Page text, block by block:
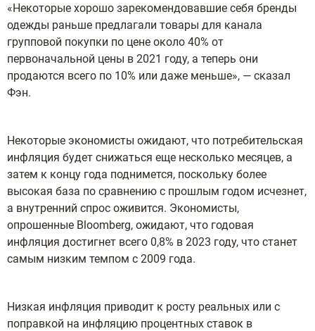
«Некоторые хорошо зарекомендовавшие себя бренды
одежды раньше предлагали товары для канала
групповой покупки по цене около 40% от
первоначальной цены в 2021 году, а теперь они
продаются всего по 10% или даже меньше», — сказал
Фэн.
Некоторые экономисты ожидают, что потребительская
инфляция будет снижаться еще несколько месяцев, а
затем к концу года поднимется, поскольку более
высокая база по сравнению с прошлым годом исчезнет,
​​а внутренний спрос оживится. Экономисты,
опрошенные Bloomberg, ожидают, что годовая
инфляция достигнет всего 0,8% в 2023 году, что станет
самым низким темпом с 2009 года.
Низкая инфляция приводит к росту реальных или с
поправкой на инфляцию процентных ставок в